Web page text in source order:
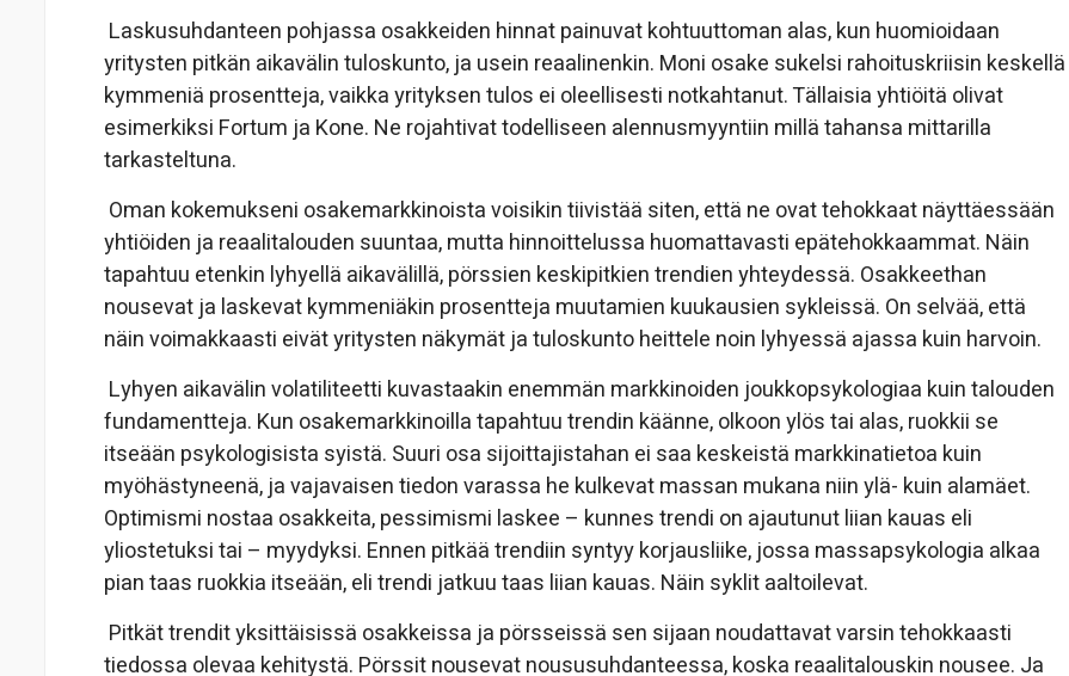
Laskusuhdanteen pohjassa osakkeiden hinnat painuvat kohtuuttoman alas, kun huomioidaan
yritysten pitkän aikavälin tuloskunto, ja usein reaalinenkin. Moni osake sukelsi rahoituskriisin keskellä
kymmeniä prosentteja, vaikka yrityksen tulos ei oleellisesti notkahtanut. Tällaisia yhtiöitä olivat
esimerkiksi Fortum ja Kone. Ne rojahtivat todelliseen alennusmyyntiin millä tahansa mittarilla
tarkasteltuna.
Oman kokemukseni osakemarkkinoista voisikin tiivistää siten, että ne ovat tehokkaat näyttäessään
yhtiöiden ja reaalitalouden suuntaa, mutta hinnoittelussa huomattavasti epätehokkaammat. Näin
tapahtuu etenkin lyhyellä aikavälillä, pörssien keskipitkien trendien yhteydessä. Osakkeethan
nousevat ja laskevat kymmeniäkin prosentteja muutamien kuukausien sykleissä. On selvää, että
näin voimakkaasti eivät yritysten näkymät ja tuloskunto heittele noin lyhyessä ajassa kuin harvoin.
Lyhyen aikavälin volatiliteetti kuvastaakin enemmän markkinoiden joukkopsykologiaa kuin talouden
fundamentteja. Kun osakemarkkinoilla tapahtuu trendin käänne, olkoon ylös tai alas, ruokkii se
itseään psykologisista syistä. Suuri osa sijoittajistahan ei saa keskeistä markkinatietoa kuin
myöhästyneenä, ja vajavaisen tiedon varassa he kulkevat massan mukana niin ylä- kuin alamäet.
Optimismi nostaa osakkeita, pessimismi laskee – kunnes trendi on ajautunut liian kauas eli
yliostetuksi tai – myydyksi. Ennen pitkää trendiin syntyy korjausliike, jossa massapsykologia alkaa
pian taas ruokkia itseään, eli trendi jatkuu taas liian kauas. Näin syklit aaltoilevat.
Pitkät trendit yksittäisissä osakkeissa ja pörsseissä sen sijaan noudattavat varsin tehokkaasti
tiedossa olevaa kehitystä. Pörssit nousevat noususuhdanteessa, koska reaalitalouskin nousee. Ja